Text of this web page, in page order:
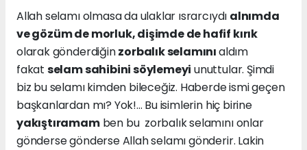
Allah selamı olmasa da ulaklar ısrarcıydı alnımda
ve gözüm de morluk, dişimde de hafif kırık
olarak gönderdiğinzorbalık selamınıaldım
fakat selam sahibini söylemeyi unuttular. Şimdi
biz bu selamı kimden bileceğiz. Haberde ismi geçen
başkanlardan mı? Yok!... Bu isimlerin hiç birine
yakıştıramamben bu zorbalık selamını onlar
gönderse gönderse Allah selamı gönderir. Lakin